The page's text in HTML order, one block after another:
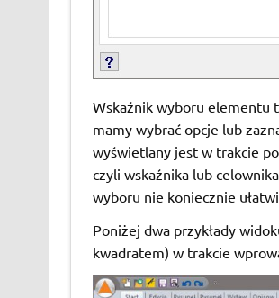
Wskaźnik wyboru elementu
mamy wybrać opcje lub
wyświetlany jest w trakcie
czyli wskaźnika lub
wyboru nie koniecznie
Poniżej dwa przykłady
kwadratem) w trakcie